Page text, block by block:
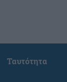
Ταυτότητα